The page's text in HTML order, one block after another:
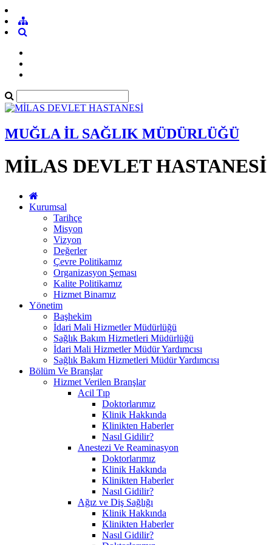
MUĞLA İL SAĞLIK MÜDÜRLÜĞÜ
MİLAS DEVLET HASTANESİ
Kurumsal
Tarihçe
Misyon
Vizyon
Değerler
Çevre Politikamız
Organizasyon Şeması
Kalite Politikamız
Hizmet Binamız
Yönetim
Başhekim
İdari Mali Hizmetler Müdürlüğü
Sağlık Bakım Hizmetleri Müdürlüğü
İdari Mali Hizmetler Müdür Yardımcısı
Sağlık Bakım Hizmetleri Müdür Yardımcısı
Bölüm Ve Branşlar
Hizmet Verilen Branşlar
Acil Tıp
Doktorlarımız
Klinik Hakkında
Klinikten Haberler
Nasıl Gidilir?
Anestezi Ve Reaminasyon
Doktorlarımız
Klinik Hakkında
Klinikten Haberler
Nasıl Gidilir?
Ağız ve Diş Sağlığı
Klinik Hakkında
Klinikten Haberler
Nasıl Gidilir?